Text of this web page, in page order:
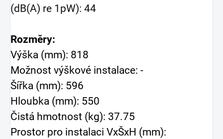
(dB(A) re 1pW): 44
Rozměry:
Výška (mm): 818
Možnost výškové instalace: -
Šířka (mm): 596
Hloubka (mm): 550
Čistá hmotnost (kg): 37.75
Prostor pro instalaci VxŠxH (mm):